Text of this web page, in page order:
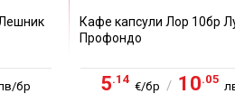
бр
Кафе капсули Лор 10бр
Профондо
5.14
€/бр / 10.05